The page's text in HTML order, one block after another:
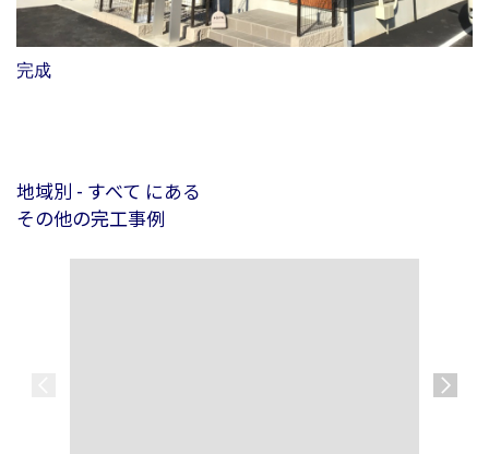
完成
地域別 - すべて にある
その他の完工事例